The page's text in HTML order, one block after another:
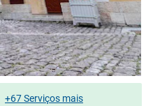
+67 Serviços mais